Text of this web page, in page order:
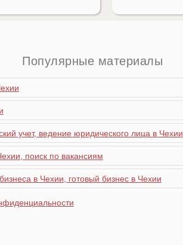
Популярные материалы
учет, ведение юридического лица в Чехии
поиск по вакансиям
в Чехии, готовый бизнес в Чехии